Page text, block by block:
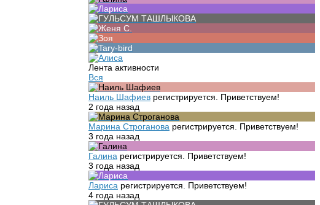
Лента активности
Вся
Наиль Шафиев регистрируется. Приветствуем!
2 года назад
Марина Строганова регистрируется. Приветствуем!
3 года назад
Галина регистрируется. Приветствуем!
3 года назад
Лариса регистрируется. Приветствуем!
4 года назад